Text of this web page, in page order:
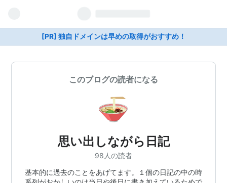
[PR] 独自ドメインは早めの取得がおすすめ！
このブログの読者になる
思い出しながら日記
98人の読者
基本的に過去のことをあげてます。１個の日記の中の時